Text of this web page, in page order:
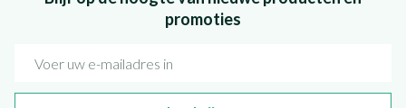
promoties